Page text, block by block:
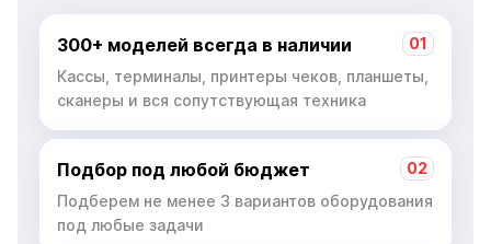
01
300+ моделей всегда в наличии
Кассы, терминалы, принтеры чеков, планшеты,
сканеры и вся сопутствующая техника
02
Подбор под любой бюджет
Подберем не менее 3 вариантов оборудования
под любые задачи